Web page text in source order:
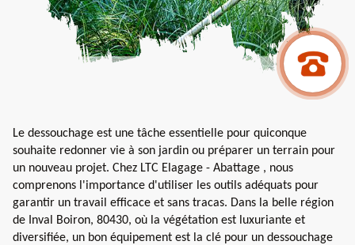
Le dessouchage est une tâche essentielle pour quiconque
souhaite redonner vie à son jardin ou préparer un terrain pour
un nouveau projet. Chez LTC Elagage - Abattage , nous
comprenons l'importance d'utiliser les outils adéquats pour
garantir un travail efficace et sans tracas. Dans la belle région
de Inval Boiron, 80430, où la végétation est luxuriante et
diversifiée, un bon équipement est la clé pour un dessouchage